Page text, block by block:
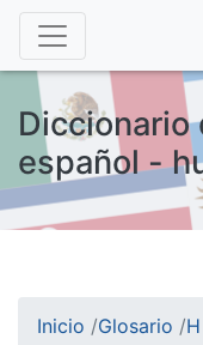
Diccionario
español -
Inicio /Glosario /H